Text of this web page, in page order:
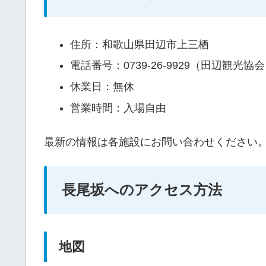
住所：和歌山県田辺市上三栖
電話番号：0739-26-9929（田辺観光協
休業日：無休
営業時間：入場自由
最新の情報は各施設にお問い合わせください
長尾坂へのアクセス方法
地図